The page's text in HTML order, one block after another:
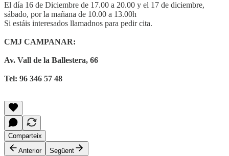
El día 16 de Diciembre de 17.00 a 20.00 y el 17 de diciembre,
sábado, por la mañana de 10.00 a 13.00h
Si estáis interesados llamadnos para pedir cita.
CMJ CAMPANAR:
Av. Vall de la Ballestera, 66
Tel: 96 346 57 48
Comparteix
Anterior
Següent